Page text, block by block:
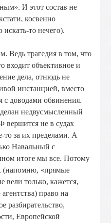
И этот состав не
косвенно
искать-то нечего).
Ведь трагедия в том, что
входит объективное и
дела, отнюдь не
инстанцией, вместо
с доводами обвинения.
недвусмысленный
вершится не в судах
то за их пределами. А
Навальный с
итоге мы все. Потому
(напомню, «прямые
вели только, кажется,
агентства) право на
разбирательство,
Европейской